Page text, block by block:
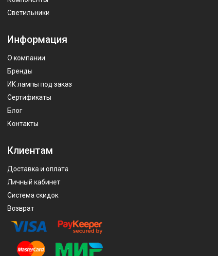
Светильники
Информация
О компании
Бренды
ИК лампы под заказ
Сертификаты
Блог
Контакты
Клиентам
Доставка и оплата
Личный кабинет
Система скидок
Возврат